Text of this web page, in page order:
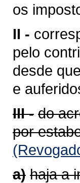
os
II -
pelo
desde
e
III - do
por
a) haja a